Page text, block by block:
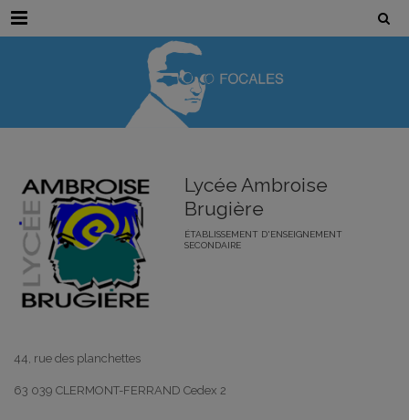
Menu
Lycée Ambroise
Brugière
ÉTABLISSEMENT D'ENSEIGNEMENT
SECONDAIRE
44, rue des planchettes
63 039 CLERMONT-FERRAND Cedex 2